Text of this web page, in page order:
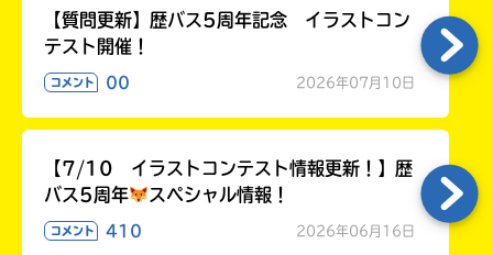
【質問更新】歴バス5周年記念 イラストコン
テスト開催！
コメント 00 2026年07月10日
【7/10 イラストコンテスト情報更新！】歴
バス5周年
スペシャル情報！
コメント 410 2026年06月16日